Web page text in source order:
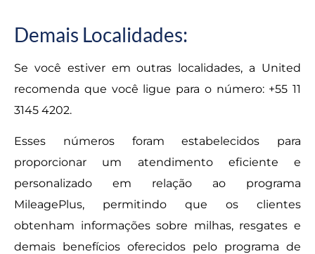
Demais Localidades:
Se você estiver em outras localidades, a United
recomenda que você ligue para o número: +55 11
3145 4202.
Esses números foram estabelecidos para
proporcionar um atendimento eficiente e
personalizado em relação ao programa
MileagePlus, permitindo que os clientes
obtenham informações sobre milhas, resgates e
demais benefícios oferecidos pelo programa de